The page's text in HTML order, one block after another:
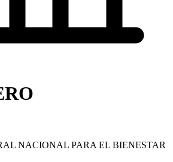
NACIONAL PARA EL BIENESTAR